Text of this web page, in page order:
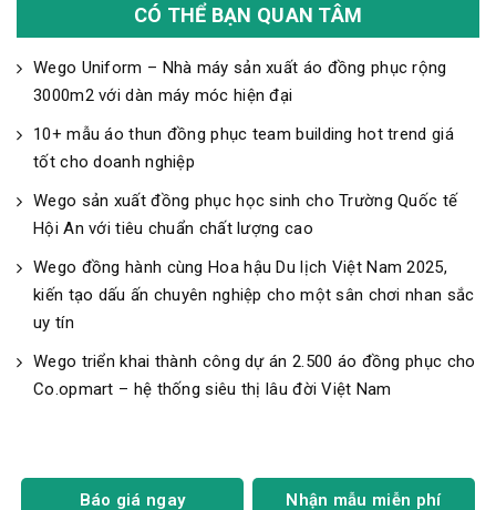
CÓ THỂ BẠN QUAN TÂM
Wego Uniform – Nhà máy sản xuất áo đồng phục rộng
3000m2 với dàn máy móc hiện đại
10+ mẫu áo thun đồng phục team building hot trend giá
tốt cho doanh nghiệp
Wego sản xuất đồng phục học sinh cho Trường Quốc tế
Hội An với tiêu chuẩn chất lượng cao
Wego đồng hành cùng Hoa hậu Du lịch Việt Nam 2025,
kiến tạo dấu ấn chuyên nghiệp cho một sân chơi nhan sắc
uy tín
Wego triển khai thành công dự án 2.500 áo đồng phục cho
Co.opmart – hệ thống siêu thị lâu đời Việt Nam
Báo giá ngay Nhận mẫu miễn phí